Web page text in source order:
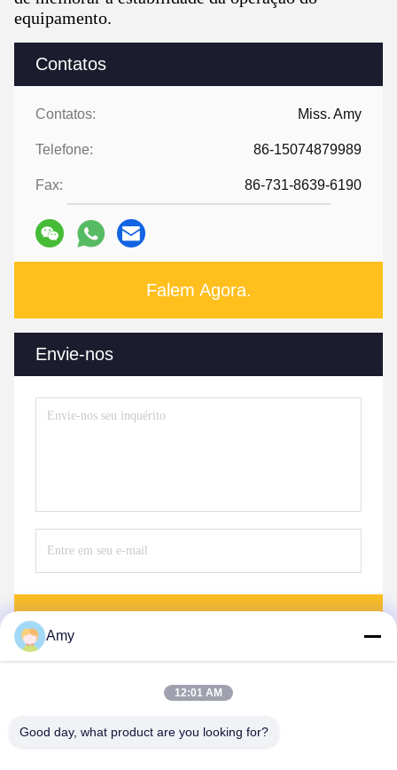
Contatos
Contatos: Miss. Amy
Telefone: 86-15074879989
Fax: 86-731-8639-6190
Falem Agora.
Envie-nos
equipamento.
Amy
12:01 AM
Good day, what product are you looking for?